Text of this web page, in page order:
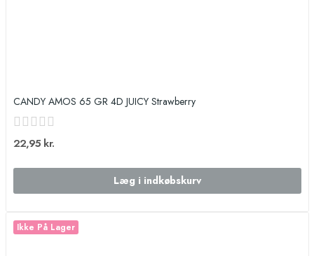
CANDY AMOS 65 GR 4D JUICY Strawberry
22,95 kr.
Læg i indkøbskurv
Ikke På Lager